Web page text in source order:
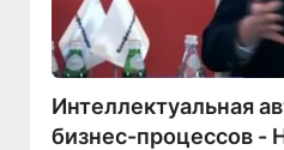
Интеллектуальная
бизнес-процессов -